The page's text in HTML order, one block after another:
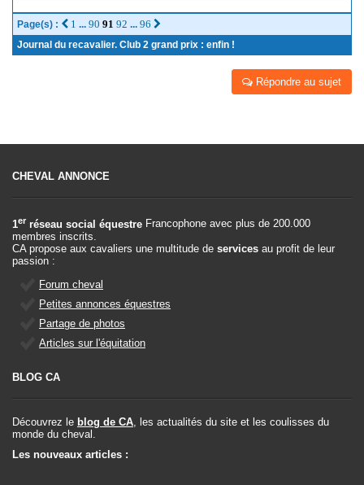
Page(s) : 1 ... 90 91 92 ... 96
Journal du recavalier. Club 2 grand prix : enfin !
Répondre au sujet
CHEVAL ANNONCE
1er réseau social équestre Francophone avec plus de 200.000
membres inscrits.
CA propose aux cavaliers une multitude de services au profit de leur
passion :
Forum cheval
Petites annonces équestres
Partage de photos
Articles sur l'équitation
BLOG CA
Découvrez le blog de CA , les actualités du site et les coulisses du
monde du cheval.
Les nouveaux articles :